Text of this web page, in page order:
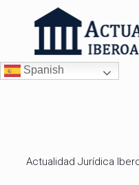
Spanish
Actualidad Jurídica